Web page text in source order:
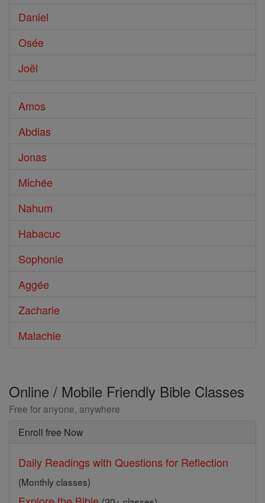
Daniel
Osée
Joël
Amos
Abdias
Jonas
Michée
Nahum
Habacuc
Sophonie
Aggée
Zacharie
Malachie
Online / Mobile Friendly Bible Classes
Free for anyone, anywhere
Enroll free Now
Daily Readings with Questions for Reflection
(Monthly classes)